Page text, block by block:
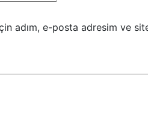
adım, e-posta adresim ve